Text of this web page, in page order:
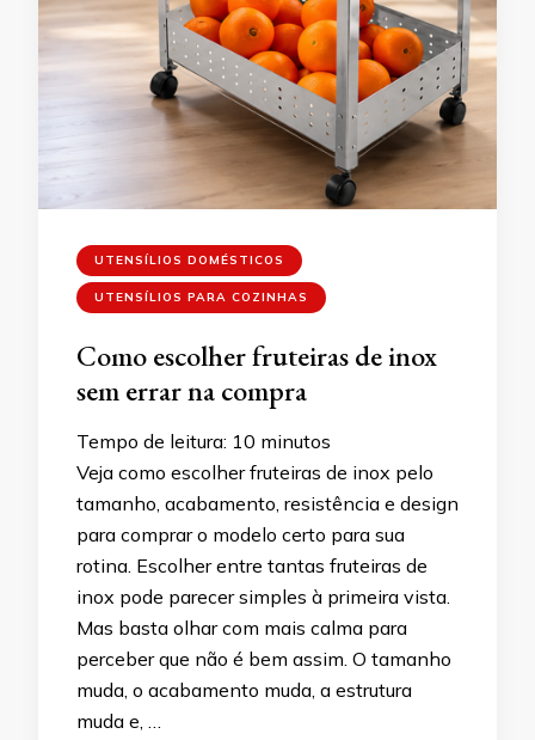
UTENSÍLIOS DOMÉSTICOS
UTENSÍLIOS PARA COZINHAS
Como escolher fruteiras de inox
sem errar na compra
Tempo de leitura: 10 minutos
Veja como escolher fruteiras de inox pelo
tamanho, acabamento, resistência e design
para comprar o modelo certo para sua
rotina. Escolher entre tantas fruteiras de
inox pode parecer simples à primeira vista.
Mas basta olhar com mais calma para
perceber que não é bem assim. O tamanho
muda, o acabamento muda, a estrutura
muda e, …